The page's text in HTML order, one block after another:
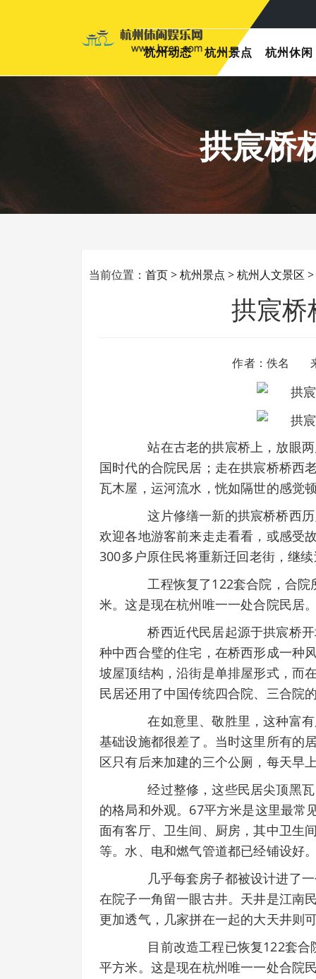
杭州动态 杭州景点 杭州休闲
拱宸桥
当前位置： 首页>杭州景点 >杭州人文景区 >
拱宸桥
作者：佚名
站在古老的拱宸桥上，放眼两
国时代的合院民居；走在拱宸桥桥西
瓦木屋，运河流水，恍如隔世的感觉
这片修缮一新的拱宸桥桥西历
欢迎各地游客前来走走看看，或感受
300多户原住民将重新迁回老街，继
工程恢复了122套合院，合院
米。这是现在杭州唯一一处合院民居
桥西近代民居起源于拱宸桥开
种中西合璧的住宅，在桥西形成一种
坡屋顶结构，沿街是单排屋形式，而
民居还用了中国传统四合院、三合院
在如意里、敬胜里，这种富有
基础设施都很差了。当时这里所有的
区只有后来加建的三个公厕，每天早
经过整修，这些民居尖顶黑瓦
的格局和外观。67平方米是这里最常
面有客厅、卫生间、厨房，其中卫生
等。水、电和燃气管道都已经铺设好
几乎每套房子都被设计进了一
在院子一角留一眼古井。天井是江南
更加透气，几家拼在一起的大天井则
目前改造工程已恢复122套合
平方米。这是现在杭州唯一一处合院